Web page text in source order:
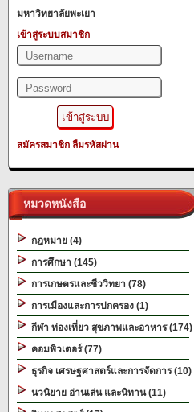
มหาวิทยาลัยพะเยา
เข้าสู่ระบบสมาชิก
สมัครสมาชิก ลืมรหัสผ่าน
หมวดหนังสือ
กฎหมาย (4)
การศึกษา (145)
การเกษตรและชีววิทยา (78)
การเมืองและการปกครอง (1)
กีฬา ท่องเที่ยว สุขภาพและอาหาร (174)
คอมพิวเตอร์ (77)
ธุรกิจ เศรษฐศาสตร์และการจัดการ (10)
นวนิยาย อ่านเล่น และนิทาน (11)